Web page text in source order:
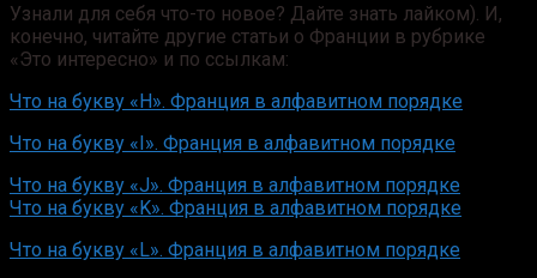
Узнали для себя что-то новое? Дайте знать лайком). И,
конечно, читайте другие статьи о Франции в рубрике
«Это интересно» и по ссылкам:
Что на букву «Н». Франция в алфавитном порядке
Что на букву «I». Франция в алфавитном порядке
Что на букву «J». Франция в алфавитном порядке
Что на букву «K». Франция в алфавитном порядке
Что на букву «L». Франция в алфавитном порядке